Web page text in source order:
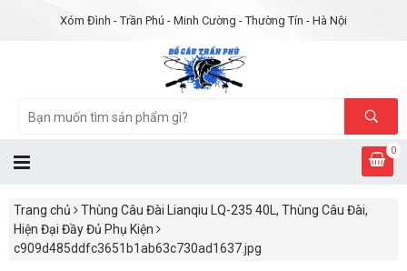
Xóm Đình - Trần Phú - Minh Cường - Thường Tín - Hà Nội
0
Trang chủ
Thùng Câu Đài Lianqiu LQ-235 40L, Thùng Câu Đài,
Hiện Đại Đầy Đủ Phụ Kiện
c909d485ddfc3651b1ab63c730ad1637.jpg